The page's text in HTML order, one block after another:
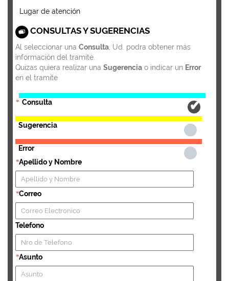
Lugar de atención
CONSULTAS Y SUGERENCIAS
Al seleccionar una Consulta , Ud. podra obtener más
información del tramite.
Quizas quiera realizar una Sugerencia o indicar un Error
en el tramite
* Consulta
Sugerencia
Error
*Apellido y Nombre
*Correo
Telefono
*Asunto